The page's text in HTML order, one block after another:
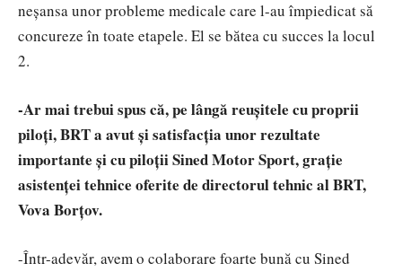
neșansa unor probleme medicale care l-au împiedicat să
concureze în toate etapele. El se bătea cu succes la locul
2.
-Ar mai trebui spus că, pe lângă reușitele cu proprii
piloți, BRT a avut și satisfacția unor rezultate
importante și cu piloții Sined Motor Sport, grație
asistenței tehnice oferite de directorul tehnic al BRT,
Vova Borțov.
-Într-adevăr, avem o colaborare foarte bună cu Sined